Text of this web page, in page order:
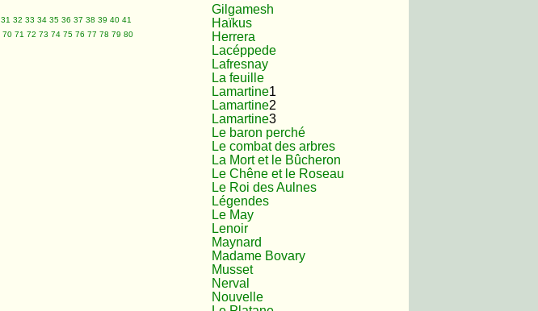
31 32 33 34 35 36 37 38 39 40 41
70 71 72 73 74 75 76 77 78 79 80
Gilgamesh
Haïkus
Herrera
Lacéppede
Lafresnay
La feuille
Lamartine1
Lamartine2
Lamartine3
Le baron perché
Le combat des arbres
La Mort et le Bûcheron
Le Chêne et le Roseau
Le Roi des Aulnes
Légendes
Le May
Lenoir
Maynard
Madame Bovary
Musset
Nerval
Nouvelle